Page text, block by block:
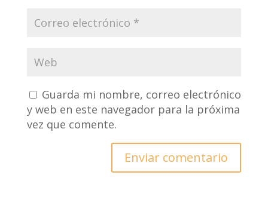
Guarda mi nombre, correo electrónico
y web en este navegador para la próxima
vez que comente.